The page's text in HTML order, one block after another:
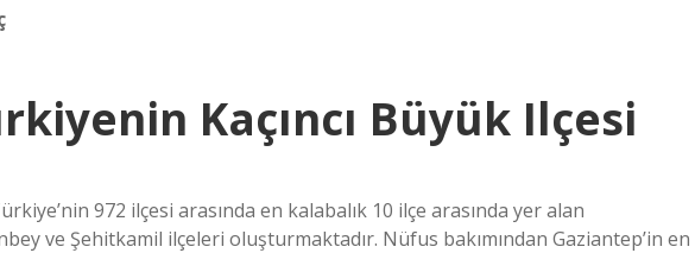
Kaçıncı Büyük Ilçesi
972 ilçesi arasında en kalabalık 10 ilçe arasında yer alan
ve Şehitkamil ilçeleri oluşturmaktadır. Nüfus bakımından Gaziantep’in en